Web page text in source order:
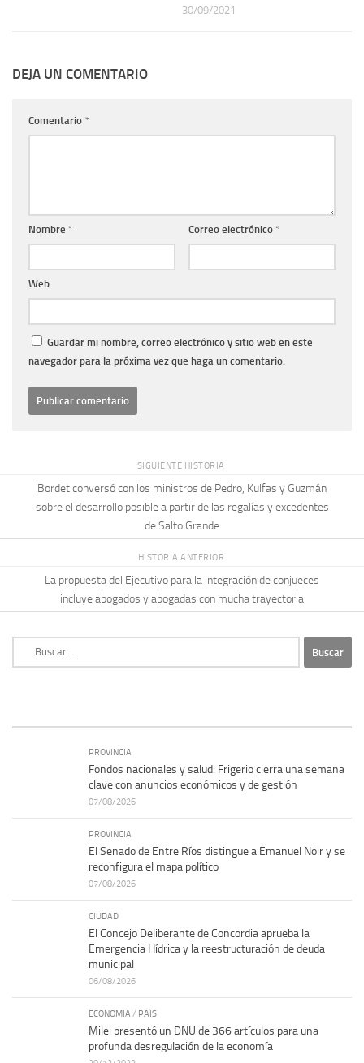
30/09/2021
DEJA UN COMENTARIO
Comentario *
Nombre * Correo electrónico *
Web
Guardar mi nombre, correo electrónico y sitio web en este
navegador para la próxima vez que haga un comentario.
SIGUIENTE HISTORIA
Bordet conversó con los ministros de Pedro, Kulfas y Guzmán
sobre el desarrollo posible a partir de las regalías y excedentes
de Salto Grande
HISTORIA ANTERIOR
La propuesta del Ejecutivo para la integración de conjueces
incluye abogados y abogadas con mucha trayectoria
Buscar:
PROVINCIA
Fondos nacionales y salud: Frigerio cierra una semana
clave con anuncios económicos y de gestión
07/08/2026
PROVINCIA
El Senado de Entre Ríos distingue a Emanuel Noir y se
reconfigura el mapa político
07/08/2026
CIUDAD
El Concejo Deliberante de Concordia aprueba la
Emergencia Hídrica y la reestructuración de deuda
municipal
06/08/2026
ECONOMÍA / PAÍS
Milei presentó un DNU de 366 artículos para una
profunda desregulación de la economía